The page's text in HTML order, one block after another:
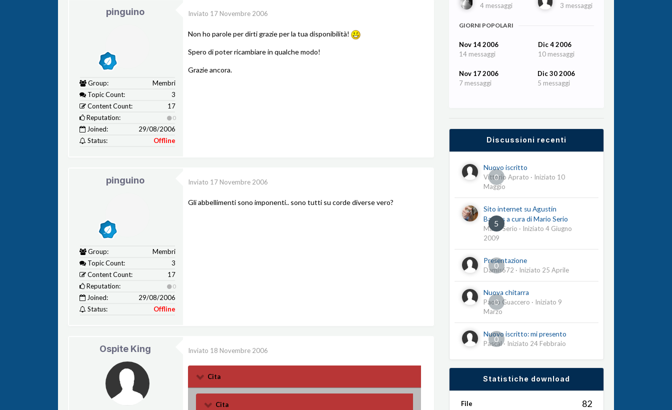
pinguino
Group:
Membri
Topic Count:
3
Content Count:
17
Reputation:
0
Joined:
29/08/2006
Status:
Offline
Inviato 17 Novembre 2006
Non ho parole per dirti grazie per la tua disponibilità!
Spero di poter ricambiare in qualche modo!
Grazie ancora.
pinguino
Group:
Membri
Topic Count:
3
Content Count:
17
Reputation:
0
Joined:
29/08/2006
Status:
Offline
Inviato 17 Novembre 2006
Gli abbellimenti sono imponenti.. sono tutti su corde diverse vero?
Ospite King Inviato 18 Novembre 2006
Cita
Cita
4 messaggi
3 messaggi
GIORNI POPOLARI
Nov 14 2006
14 messaggi
Dic 4 2006
10 messaggi
Nov 17 2006
7 messaggi
Dic 30 2006
5 messaggi
Discussioni recenti
0
Nuovo iscritto
Vittorio Aprato · Iniziato 10
Maggio
5
Sito internet su Agustín
Barrios a cura di Mario Serio
Mario Serio · Iniziato 4 Giugno
2009
0
Presentazione
Damis672 · Iniziato 25 Aprile
0
Nuova chitarra
Paolo Guaccero · Iniziato 9
Marzo
0
Nuovo iscritto: mi presento
Pascal· Iniziato 24 Febbraio
Statistiche download
File 82